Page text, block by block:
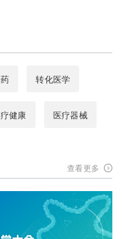
转化医学
健康 医疗器械
查看更多